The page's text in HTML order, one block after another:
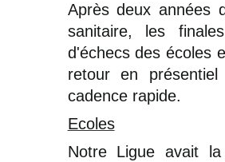
Après deux années
sanitaire, les
d'échecs des écoles
retour en
cadence rapide.
Ecoles
Notre Ligue avait